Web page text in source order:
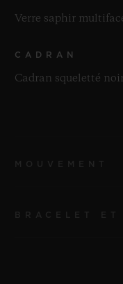
Verre saphir
CADRAN
Cadran squeletté